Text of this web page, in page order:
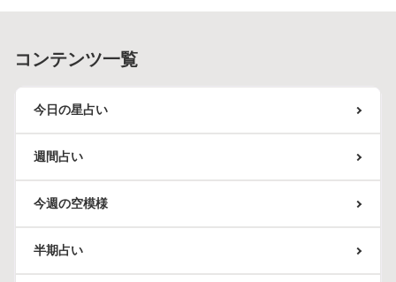
コンテンツ一覧
今日の星占い
週間占い
今週の空模様
半期占い